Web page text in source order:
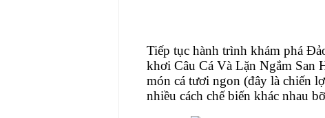
Tiếp tục hành trình khám phá
khơi Câu Cá Và Lặn Ngắm San
món cá tươi ngon (đây là chiến
nhiều cách chế biến khác nhau